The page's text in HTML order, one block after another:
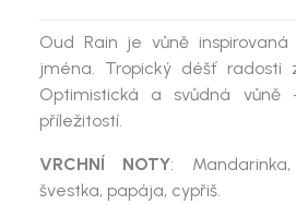
Oud Rain je vůně
jména. Tropický déšť radosti
Optimistická a svůdná
příležitostí.
VRCHNÍ NOTY:
švestka, papája, cypřiš.